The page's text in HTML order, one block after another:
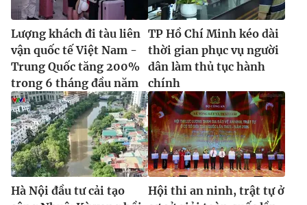
Lượng khách đi tàu liên
vận quốc tế Việt Nam -
Trung Quốc tăng 200%
trong 6 tháng đầu năm
TP Hồ Chí Minh kéo dài
thời gian phục vụ người
dân làm thủ tục hành
chính
Hà Nội đầu tư cải tạo
Hội thi an ninh, trật tự ở